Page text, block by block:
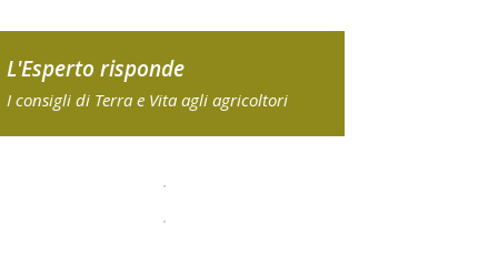
L'Esperto risponde
I consigli di Terra e Vita agli agricoltori